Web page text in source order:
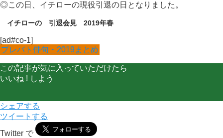
◎この日、イチローの現役引退の日となりました。
イチローの 引退会見 2019年春
[ad#co-1]
プレバト俳句・2019まとめ
この記事が気に入っていただけたら
いいね ! しよう
シェアする
ツイートする
Twitter で